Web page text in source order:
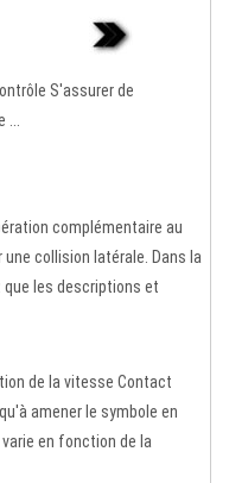
S'assurer de
complémentaire au
collision latérale. Dans la
les descriptions et
de la vitesse Contact
amener le symbole en
en fonction de la